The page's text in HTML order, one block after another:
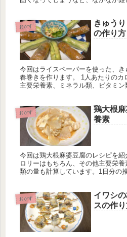
おかず
きゅう
の作り
今回はライスペーパーを使った、
春巻きを作ります。 1人あたりのカ
主要栄養素、ミネラル類、ビタミ
おかず
鶏大根
養素
今回は鶏大根麻婆豆腐のレシピを
ロリーはもちろん、その他主要栄
類の量も計算しています。1日分の
おかず
イワシ
スの作